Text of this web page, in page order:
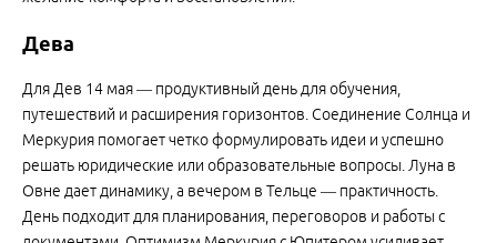
Дева
Для Дев 14 мая — продуктивный день для обучения,
путешествий и расширения горизонтов. Соединение Солнца и
Меркурия помогает четко формулировать идеи и успешно
решать юридические или образовательные вопросы. Луна в
Овне дает динамику, а вечером в Тельце — практичность.
День подходит для планирования, переговоров и работы с